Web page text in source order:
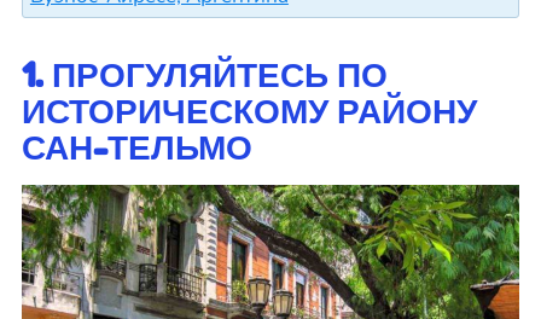
1. ПРОГУЛЯЙТЕСЬ ПО
ИСТОРИЧЕСКОМУ РАЙОНУ
САН-ТЕЛЬМО